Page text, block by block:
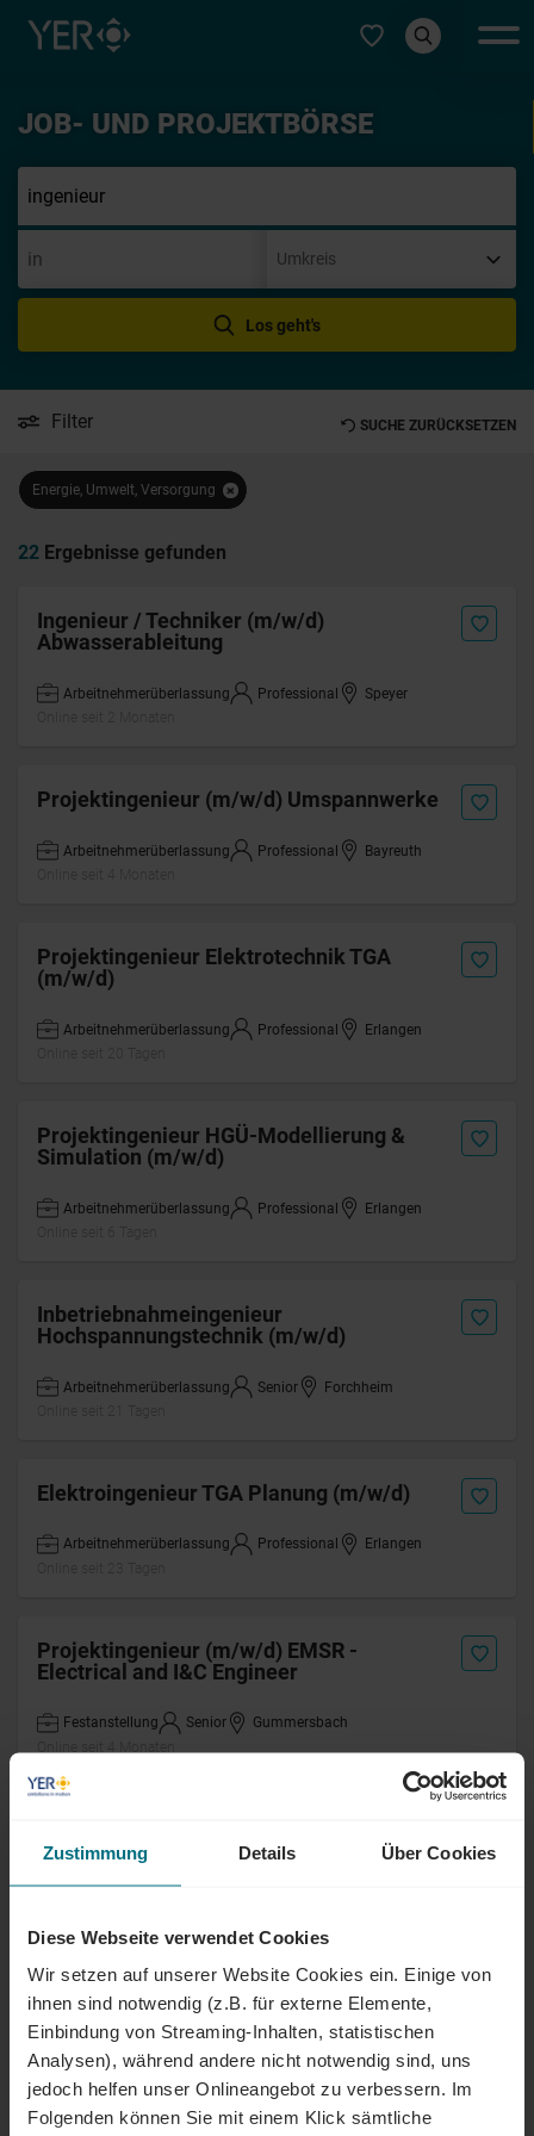
Zustimmung Details Über Cookies
Diese Webseite verwendet Cookies
Wir setzen auf unserer Website Cookies ein. Einige von
ihnen sind notwendig (z.B. für externe Elemente,
Einbindung von Streaming-Inhalten, statistischen
Analysen), während andere nicht notwendig sind, uns
jedoch helfen unser Onlineangebot zu verbessern. Im
Folgenden können Sie mit einem Klick sämtliche
Typ auswählen
JOB- UND PROJEKTBÖRSE
Los geht's
Filter SUCHE ZURÜCKSETZEN
Energie, Umwelt, Versorgung
22 Ergebnisse gefunden
Ingenieur / Techniker (m/w/d)
Abwasserableitung
Arbeitnehmerüberlassung Professional
Speyer
Projektingenieur (m/w/d) Umspannwerke
Arbeitnehmerüberlassung Professional
Bayreuth
Projektingenieur Elektrotechnik TGA
(m/w/d)
Arbeitnehmerüberlassung Professional
Erlangen
Projektingenieur HGÜ-Modellierung &
Simulation (m/w/d)
Arbeitnehmerüberlassung Professional
Erlangen
Inbetriebnahmeingenieur
Hochspannungstechnik (m/w/d)
Arbeitnehmerüberlassung Senior
Forchheim
Elektroingenieur TGA Planung (m/w/d)
Arbeitnehmerüberlassung Professional
Erlangen
Projektingenieur (m/w/d) EMSR -
Electrical and I&C Engineer
Festanstellung Senior
Gummersbach
Entsorgunsbetrieben (m/w/d)
Online seit 1 Tag
Ingenieur (m/w/d) Atomrechtliche
Verfahren und Dokumentation
Professional
Eggenstein-Leopoldshafen